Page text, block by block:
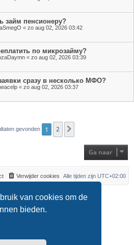
van cookies om de
bieden.
займ пенсионеру?
« zo aug 02, 2026 03:42
по микрозайму?
« zo aug 02, 2026 03:39
сразу в несколько МФО?
« zo aug 02, 2026 03:37
gevonden 1 2
Ga naar
Alle tijden zijn UTC+02:00
Verwijder cookies
Author:Brad Veryard
to 3.3.x by MannixMD
version: 3.4.0